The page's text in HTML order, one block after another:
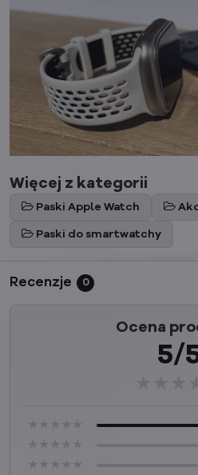
Więcej z kategorii
Paski Apple Watch
Paski do smartwatchy
Recenzje 0
Ocena
5/